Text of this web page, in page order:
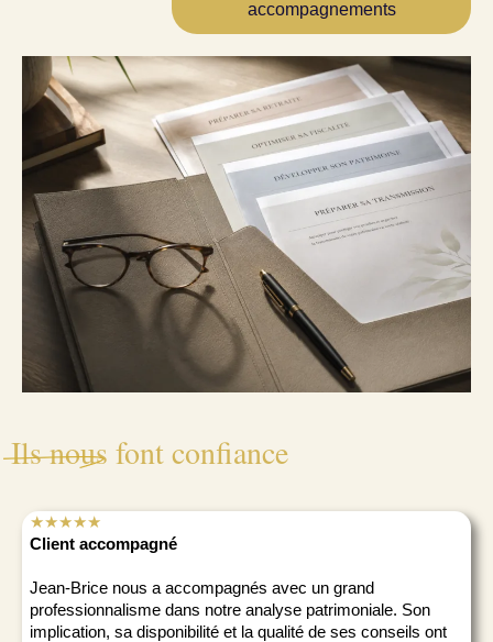
accompagnements
Ils nous font confiance
★★★★★
Client accompagné
Jean-Brice nous a accompagnés avec un grand
professionnalisme dans notre analyse patrimoniale. Son
implication, sa disponibilité et la qualité de ses conseils ont